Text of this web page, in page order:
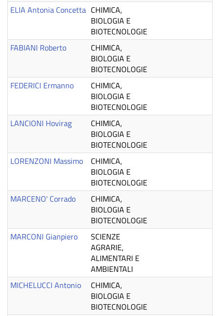
ELIA Antonia Concetta CHIMICA,
BIOLOGIA E
BIOTECNOLOGIE
FABIANI Roberto
CHIMICA,
BIOLOGIA E
BIOTECNOLOGIE
FEDERICI Ermanno
CHIMICA,
BIOLOGIA E
BIOTECNOLOGIE
LANCIONI Hovirag
CHIMICA,
BIOLOGIA E
BIOTECNOLOGIE
LORENZONI Massimo
CHIMICA,
BIOLOGIA E
BIOTECNOLOGIE
MARCENO' Corrado
CHIMICA,
BIOLOGIA E
BIOTECNOLOGIE
MARCONI Gianpiero
SCIENZE
AGRARIE,
ALIMENTARI E
AMBIENTALI
MICHELUCCI Antonio
CHIMICA,
BIOLOGIA E
BIOTECNOLOGIE